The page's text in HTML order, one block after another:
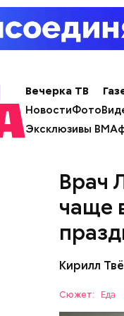
Вечерка ТВ
НовостиФото
Эксклюзивы ВМ
Врач
чаще
Кирилл
Сюжет: Еда